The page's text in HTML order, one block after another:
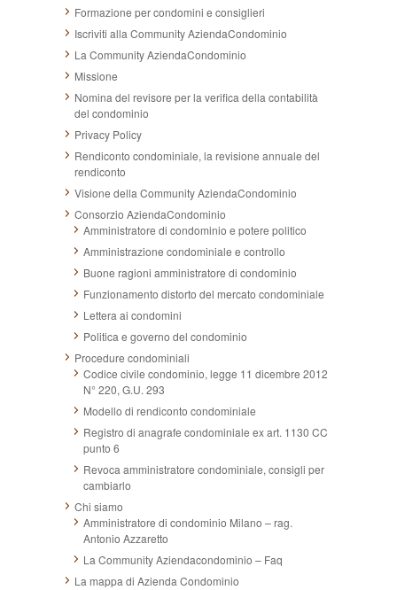
Formazione per condomini e consiglieri
Iscriviti alla Community AziendaCondominio
La Community AziendaCondominio
Missione
Nomina del revisore per la verifica della contabilità
del condominio
Privacy Policy
Rendiconto condominiale, la revisione annuale del
rendiconto
Visione della Community AziendaCondominio
Consorzio AziendaCondominio
Amministratore di condominio e potere politico
Amministrazione condominiale e controllo
Buone ragioni amministratore di condominio
Funzionamento distorto del mercato condominiale
Lettera ai condomini
Politica e governo del condominio
Procedure condominiali
Codice civile condominio, legge 11 dicembre 2012
N° 220, G.U. 293
Modello di rendiconto condominiale
Registro di anagrafe condominiale ex art. 1130 CC
punto 6
Revoca amministratore condominiale, consigli per
cambiarlo
Chi siamo
Amministratore di condominio Milano – rag.
Antonio Azzaretto
La Community Aziendacondominio – Faq
La mappa di Azienda Condominio